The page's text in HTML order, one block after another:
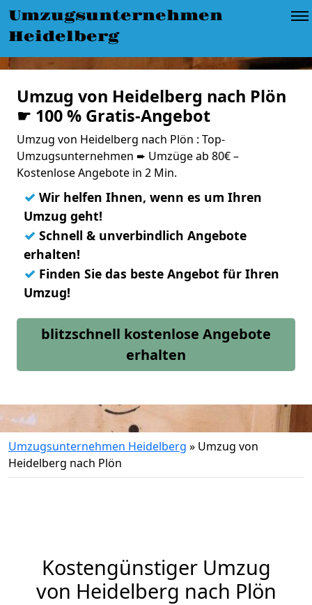
Umzugsunternehmen
Heidelberg
Umzug von Heidelberg nach Plön
☛ 100 % Gratis-Angebot
Umzug von Heidelberg nach Plön : Top-
Umzugsunternehmen ➨ Umzüge ab 80€ –
Kostenlose Angebote in 2 Min.
✓ Wir helfen Ihnen, wenn es um Ihren
Umzug geht!
✓ Schnell & unverbindlich Angebote
erhalten!
✓ Finden Sie das beste Angebot für Ihren
Umzug!
blitzschnell kostenlose Angebote
erhalten
Umzugsunternehmen Heidelberg » Umzug von
Heidelberg nach Plön
Kostengünstiger Umzug
von Heidelberg nach Plön